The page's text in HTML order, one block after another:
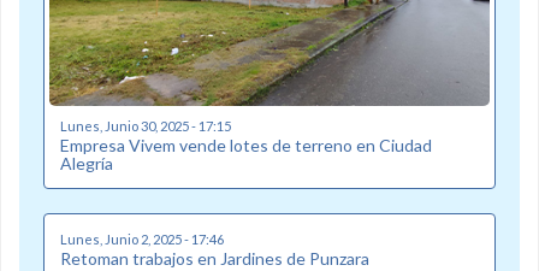
Lunes, Junio 30, 2025 - 17:15
Empresa Vivem vende lotes de terreno en Ciudad
Alegría
Lunes, Junio 2, 2025 - 17:46
Retoman trabajos en Jardines de Punzara